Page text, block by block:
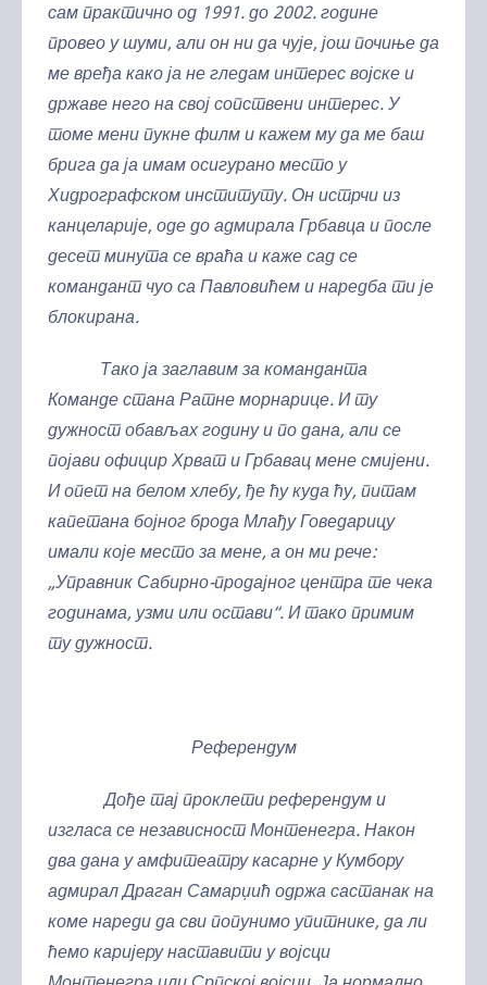
сам практично од 1991. до 2002. године
провео у шуми, али он ни да чује, још почиње да
ме вређа како ја не гледам интерес војске и
државе него на свој сопствени интерес. У
томе мени пукне филм и кажем му да ме баш
брига да ја имам осигурано место у
Хидрографском институту. Он истрчи из
канцеларије, оде до адмирала Грбавца и после
десет минута се враћа и каже сад се
командант чуо са Павловићем и наредба ти је
блокирана.
Тако ја заглавим за команданта
Команде стана Ратне морнарице. И ту
дужност обављах годину и по дана, али се
појави официр Хрват и Грбавац мене смијени.
И опет на белом хлебу, ђе ћу куда ћу, питам
капетана бојног брода Млађу Говедарицу
имали које место за мене, а он ми рече:
„Управник Сабирно-продајног центра те чека
годинама, узми или остави“. И тако примим
ту дужност.
Референдум
Дође тај проклети референдум и
изгласа се независност Монтенегра. Након
два дана у амфитеатру касарне у Кумбору
адмирал Драган Самарџић одржа састанак на
коме нареди да сви попунимо упитнике, да ли
ћемо каријеру наставити у војсци